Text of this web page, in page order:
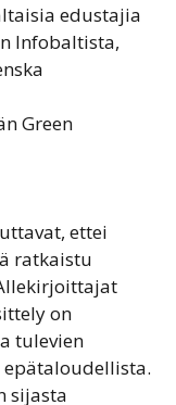
edustajia
Infobaltista,
Green
ettei
ratkaistu
on
tulevien
epätaloudellista.
sijasta